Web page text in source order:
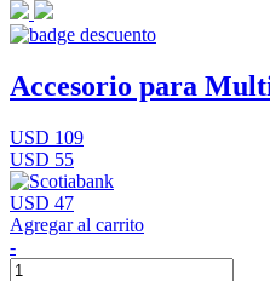
Accesorio para
USD 109
USD 55
USD 47
Agregar al carrito
-